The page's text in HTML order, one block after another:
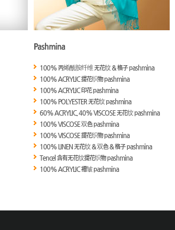
100% 丙烯酰胺纤维 无花纹 & 格子 pashmina
100% ACRYLIC 提花织物 pashmina
100% ACRYLIC 印花 pashmina
100% POLYESTER 无花纹 pashmina
60% ACRYLIC, 40% VISCOSE 无花纹 pashmina
100% VISCOSE 双色 pashmina
100% VISCOSE 提花织物 pashmina
100% LINEN 无花纹 & 双色 & 格子 pashmina
Tencel 含有无花纹提花织物 pashmina
100% ACRYLIC 褶皱 pashmina